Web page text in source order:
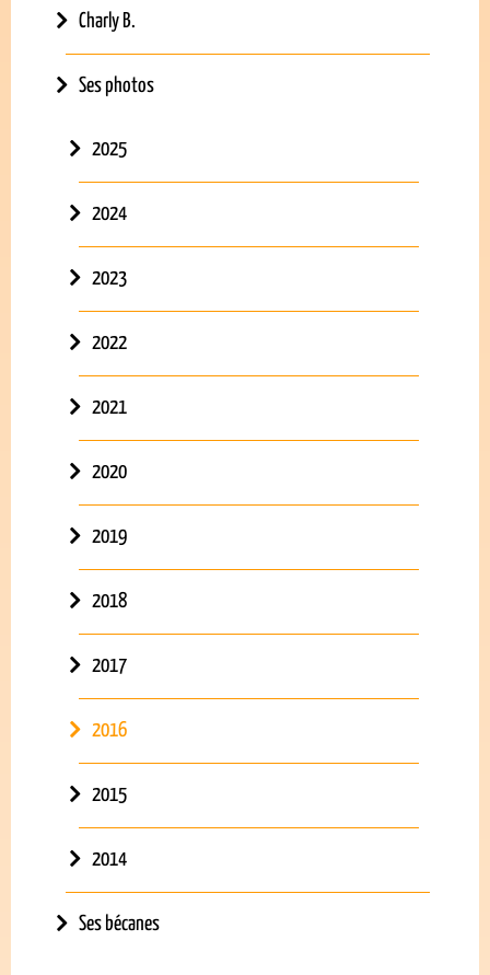
Charly B.
Ses photos
2025
2024
2023
2022
2021
2020
2019
2018
2017
2016
2015
2014
Ses bécanes